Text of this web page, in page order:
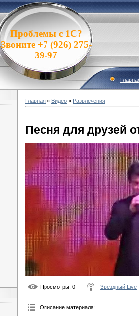
Проблемы с 1С?
Звоните +7 (926) 275-
39-97
Главная » Видео » Развлечения
Песня для друзей
Просмотры: 0 Звездный Live
Описание материала: